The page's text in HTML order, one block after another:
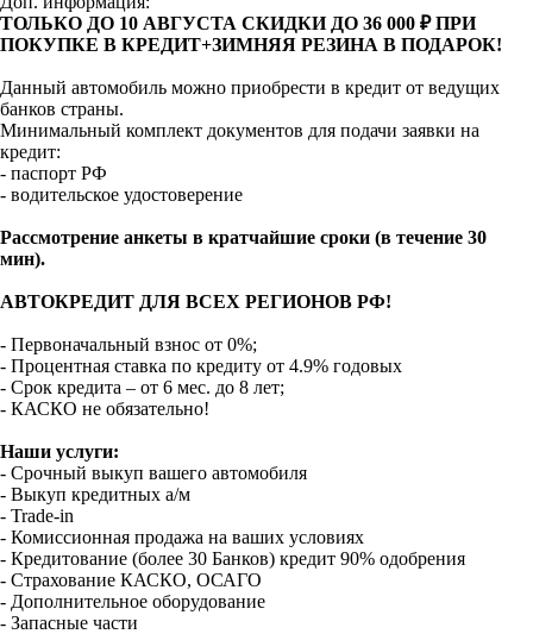
ТОЛЬКО ДО 10 АВГУСТА СКИДКИ ДО 36 000 ₽ ПРИ
ПОКУПКЕ В КРЕДИТ+ЗИМНЯЯ РЕЗИНА В ПОДАРОК!
Данный автомобиль можно приобрести в кредит от ведущих
банков страны.
Минимальный комплект документов для подачи заявки на
кредит:
- паспорт РФ
- водительское удостоверение
Рассмотрение анкеты в кратчайшие сроки (в течение 30
мин).
АВТОКРЕДИТ ДЛЯ ВСЕХ РЕГИОНОВ РФ!
- Первоначальный взнос от 0%;
- Процентная ставка по кредиту от 4.9% годовых
- Срок кредита – от 6 мес. до 8 лет;
- КАСКО не обязательно!
Наши услуги:
- Срочный выкуп вашего автомобиля
- Выкуп кредитных а/м
- Trade-in
- Комиссионная продажа на ваших условиях
- Кредитование (более 30 Банков) кредит 90% одобрения
- Страхование КАСКО, ОСАГО
- Дополнительное оборудование
- Запасные части